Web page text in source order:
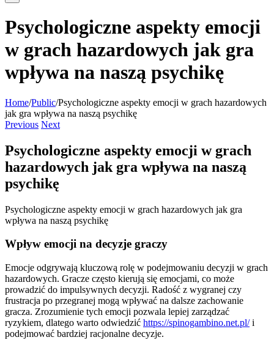
Psychologiczne aspekty emocji
w grach hazardowych jak gra
wpływa na naszą psychikę
Home/Public/Psychologiczne aspekty emocji w grach hazardowych
jak gra wpływa na naszą psychikę
Previous Next
Psychologiczne aspekty emocji w grach
hazardowych jak gra wpływa na naszą
psychikę
Psychologiczne aspekty emocji w grach hazardowych jak gra
wpływa na naszą psychikę
Wpływ emocji na decyzje graczy
Emocje odgrywają kluczową rolę w podejmowaniu decyzji w grach
hazardowych. Gracze często kierują się emocjami, co może
prowadzić do impulsywnych decyzji. Radość z wygranej czy
frustracja po przegranej mogą wpływać na dalsze zachowanie
gracza. Zrozumienie tych emocji pozwala lepiej zarządzać
ryzykiem, dlatego warto odwiedzić https://spinogambino.net.pl/i
podejmować bardziej racjonalne decyzje.